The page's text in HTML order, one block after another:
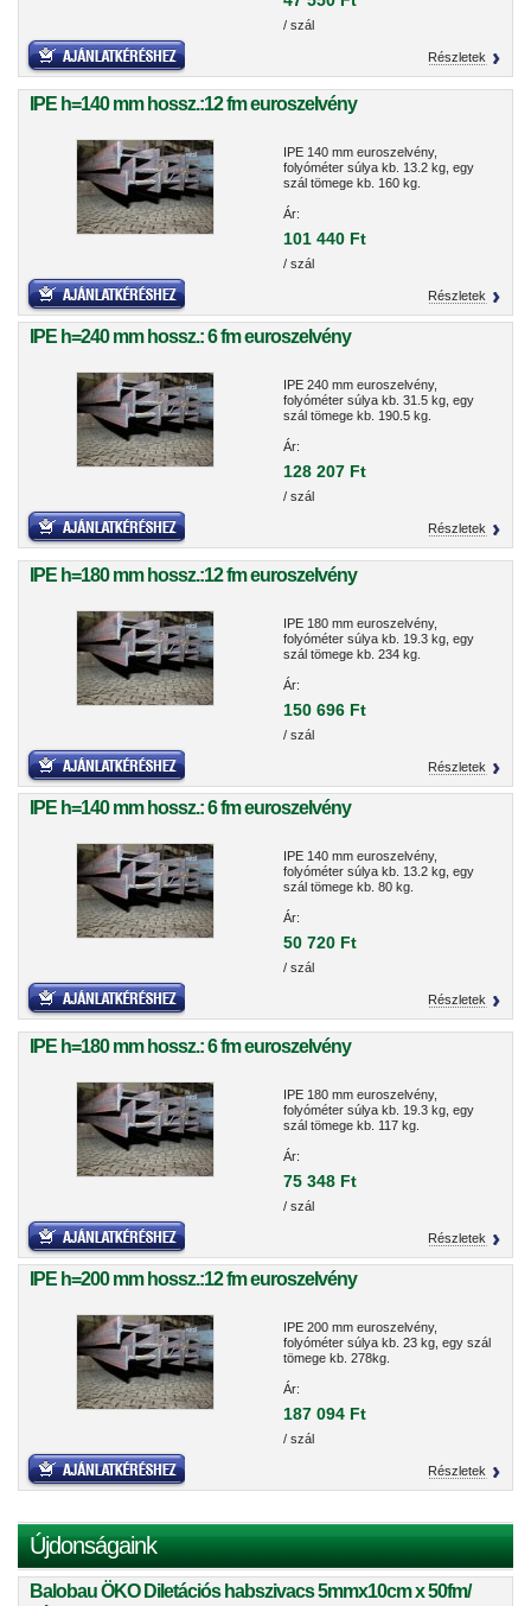
/ szál
Részletek
IPE h=140 mm hossz.:12 fm euroszelvény
IPE 140 mm euroszelvény,
folyóméter súlya kb. 13.2 kg, egy
szál tömege kb. 160 kg.
Ár:
101 440 Ft
/ szál
Részletek
IPE h=240 mm hossz.: 6 fm euroszelvény
IPE 240 mm euroszelvény,
folyóméter súlya kb. 31.5 kg, egy
szál tömege kb. 190.5 kg.
Ár:
128 207 Ft
/ szál
Részletek
IPE h=180 mm hossz.:12 fm euroszelvény
IPE 180 mm euroszelvény,
folyóméter súlya kb. 19.3 kg, egy
szál tömege kb. 234 kg.
Ár:
150 696 Ft
/ szál
Részletek
IPE h=140 mm hossz.: 6 fm euroszelvény
IPE 140 mm euroszelvény,
folyóméter súlya kb. 13.2 kg, egy
szál tömege kb. 80 kg.
Ár:
50 720 Ft
/ szál
Részletek
IPE h=180 mm hossz.: 6 fm euroszelvény
IPE 180 mm euroszelvény,
folyóméter súlya kb. 19.3 kg, egy
szál tömege kb. 117 kg.
Ár:
75 348 Ft
/ szál
Részletek
IPE h=200 mm hossz.:12 fm euroszelvény
IPE 200 mm euroszelvény,
folyóméter súlya kb. 23 kg, egy szál
tömege kb. 278kg.
Ár:
187 094 Ft
/ szál
Részletek
Újdonságaink
Balobau ÖKO Diletációs habszivacs 5mmx10cm x 50fm/